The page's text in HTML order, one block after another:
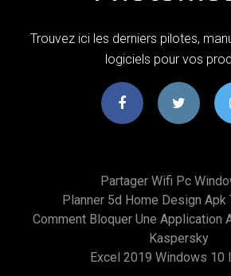
Trouvez ici les derniers pilotes,
logiciels pour vos
Partager Wifi Pc
Planner 5d Home Design Apk
Comment Bloquer Une Application
Kaspersky
Excel 2019 Windows 10